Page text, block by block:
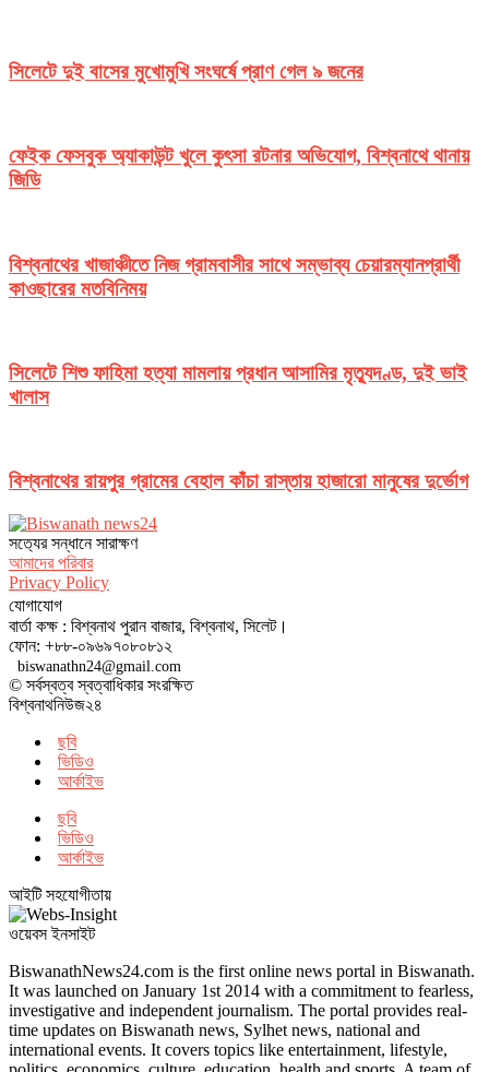
সিলেটে দুই বাসের মুখোমুখি সংঘর্ষে প্রাণ গেল ৯ জনের
ফেইক ফেসবুক অ্যাকাউন্ট খুলে কুৎসা রটনার অভিযোগ, বিশ্বনাথে থানায়
জিডি
বিশ্বনাথের খাজাঞ্চীতে নিজ গ্রামবাসীর সাথে সম্ভাব্য চেয়ারম্যানপ্রার্থী
কাওছারের মতবিনিময়
সিলেটে শিশু ফাহিমা হত্যা মামলায় প্রধান আসামির মৃত্যুদণ্ড, দুই ভাই
খালাস
বিশ্বনাথের রায়পুর গ্রামের বেহাল কাঁচা রাস্তায় হাজারো মানুষের দুর্ভোগ
সত‌্যের সন্ধানে সারাক্ষণ
আমাদের পরিবার
Privacy Policy
যোগাযোগ
বার্তা কক্ষ : বিশ্বনাথ পুরান বাজার, বিশ্বনাথ, সিলেট।
ফোন: +৮৮-০৯৬৯৭০৮০৮১২
biswanathn24@gmail.com
© সর্বস্বত্ব স্বত্বাধিকার সংরক্ষিত
বিশ্বনাথনিউজ২৪
ছবি
ভিডিও
আর্কাইভ
ছবি
ভিডিও
আর্কাইভ
আইটি সহযোগীতায়
ওয়েবস ইনসাইট
BiswanathNews24.com is the first online news portal in Biswanath.
It was launched on January 1st 2014 with a commitment to fearless,
investigative and independent journalism. The portal provides real-
time updates on Biswanath news, Sylhet news, national and
international events. It covers topics like entertainment, lifestyle,